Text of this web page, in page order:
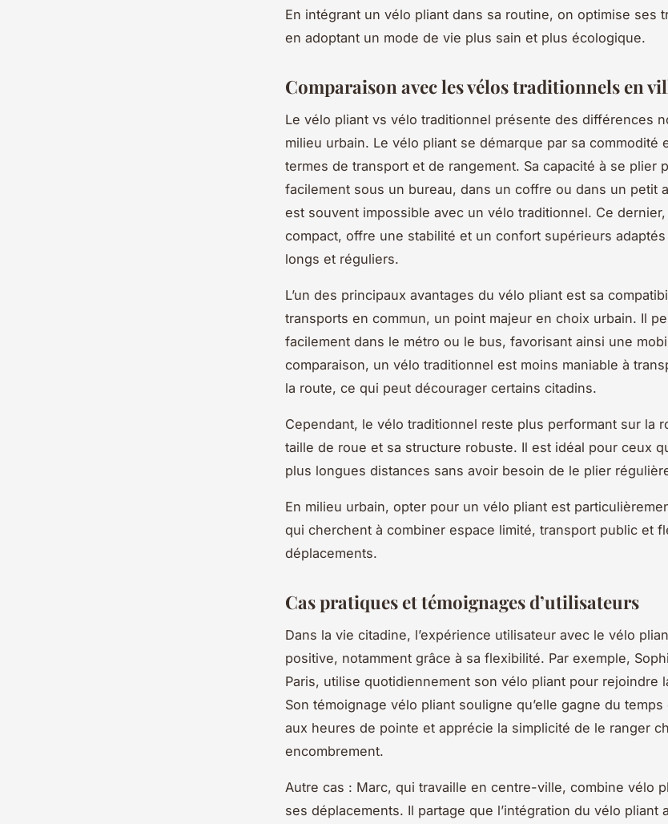
En intégrant un vélo pliant dans sa routine, on optimise ses
en adoptant un mode de vie plus sain et plus écologique.
Comparaison avec les vélos traditionnels en
Le vélo pliant vs vélo traditionnel présente des différences
milieu urbain. Le vélo pliant se démarque par sa commodité
termes de transport et de rangement. Sa capacité à se plier
facilement sous un bureau, dans un coffre ou dans un petit
est souvent impossible avec un vélo traditionnel. Ce
compact, offre une stabilité et un confort supérieurs
longs et réguliers.
L’un des principaux avantages du vélo pliant est sa
transports en commun, un point majeur en choix urbain. Il
facilement dans le métro ou le bus, favorisant ainsi une
comparaison, un vélo traditionnel est moins maniable à
la route, ce qui peut décourager certains citadins.
Cependant, le vélo traditionnel reste plus performant sur la
taille de roue et sa structure robuste. Il est idéal pour ceux
plus longues distances sans avoir besoin de le plier
En milieu urbain, opter pour un vélo pliant est
qui cherchent à combiner espace limité, transport public et
déplacements.
Cas pratiques et témoignages d’utilisateurs
Dans la vie citadine, l’expérience utilisateur avec le vélo
positive, notamment grâce à sa flexibilité. Par exemple,
Paris, utilise quotidiennement son vélo pliant pour rejoindre
Son témoignage vélo pliant souligne qu’elle gagne du
aux heures de pointe et apprécie la simplicité de le ranger
encombrement.
Autre cas : Marc, qui travaille en centre-ville, combine vélo
ses déplacements. Il partage que l’intégration du vélo pliant